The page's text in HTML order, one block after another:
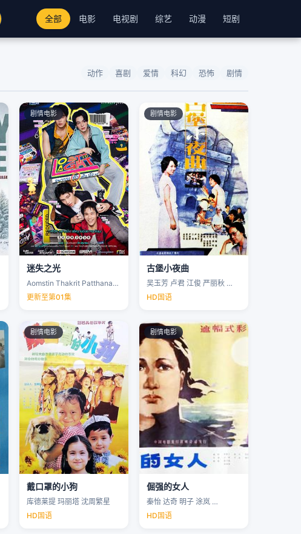
全部 电影 电视剧 综艺 动漫 短剧
动作 喜剧 爱情 科幻 恐怖 剧情
剧情电影
迷失之光
Aomstin Thakrit Patthanaworakit
更新至第01集
剧情电影
古堡小夜曲
吴玉芳 卢君 江俊 严丽秋 …
HD国语
剧情电影
戴口罩的小狗
库德莱提 玛丽塔 沈周繁星
HD国语
剧情电影
倔强的女人
秦怡 达奇 明子 涂岚 …
HD国语